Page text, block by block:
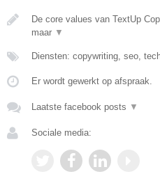
De core values van TextUp
maar ▼
Diensten: copywriting, seo,
Er wordt gewerkt op afspraak.
Laatste facebook posts ▼
Sociale media: